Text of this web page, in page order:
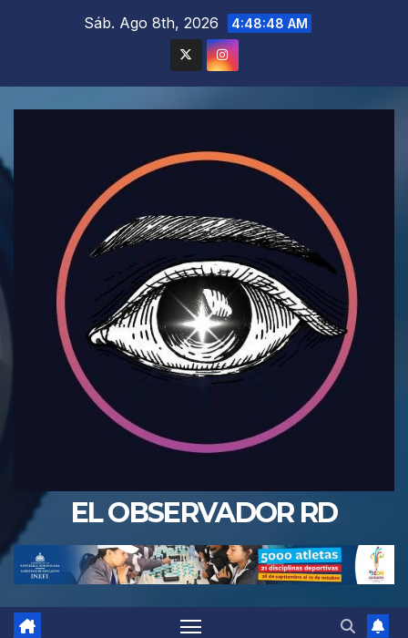
Sáb. Ago 8th, 2026 4:48:49 AM
EL OBSERVADOR RD